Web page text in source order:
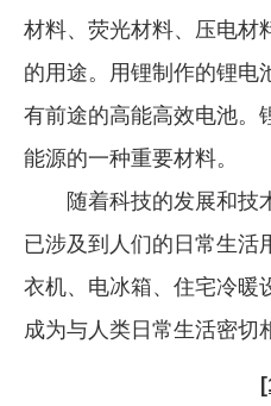
材料、荧光材料、压电材
的用途。用锂制作的锂电
有前途的高能高效电池。
能源的一种重要材料。
随着科技的发展和技
已涉及到人们的日常生活
衣机、电冰箱、住宅冷暖
成为与人类日常生活密切